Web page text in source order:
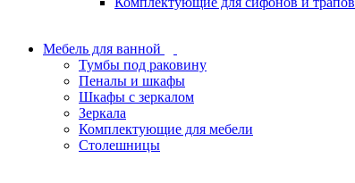
Мебель для ванной
Тумбы под раковину
Пеналы и шкафы
Шкафы с зеркалом
Зеркала
Комплектующие для мебели
Столешницы